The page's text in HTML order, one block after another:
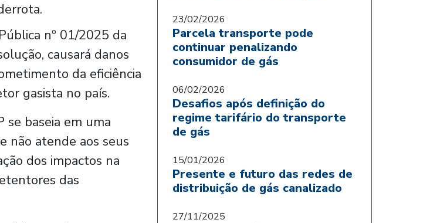
nº 01/2025 da
causará danos
da eficiência
gasista no país.
se baseia em uma
não atende aos seus
dos impactos na
das
23/02/2026
Parcela transporte pode
continuar penalizando
consumidor de gás
06/02/2026
Desafios após definição do
regime tarifário do transporte
de gás
15/01/2026
Presente e futuro das redes de
distribuição de gás canalizado
27/11/2025